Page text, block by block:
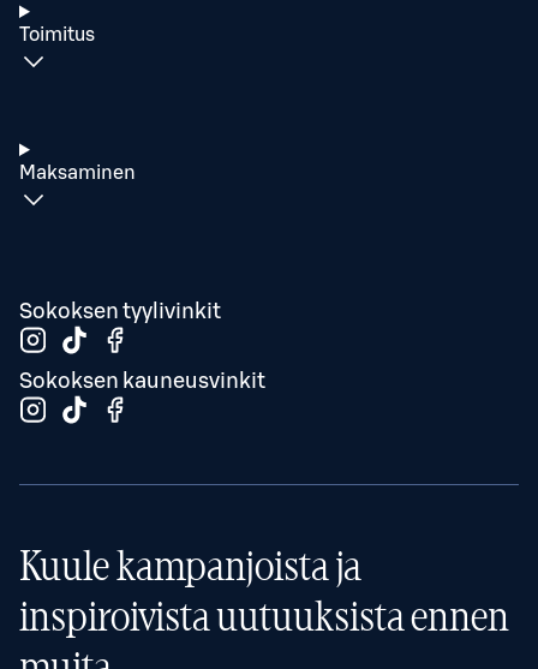
Toimitus
Maksaminen
Sokoksen tyylivinkit
Sokoksen kauneusvinkit
Kuule kampanjoista ja
inspiroivista uutuuksista ennen